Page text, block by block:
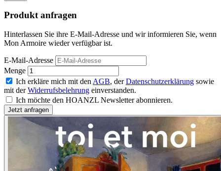
Produkt anfragen
Hinterlassen Sie ihre E-Mail-Adresse und wir informieren Sie, wenn
Mon Armoire wieder verfügbar ist.
E-Mail-Adresse
Menge
Ich erkläre mich mit den AGB, derDatenschutzerklärung sowie
mit derWiderrufsbelehrung einverstanden.
Ich möchte den HOANZL Newsletter abonnieren.